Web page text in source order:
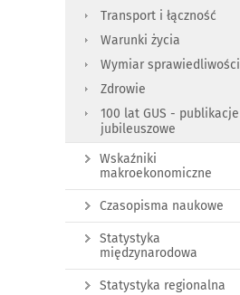
Transport i łączność
Warunki życia
Wymiar sprawiedliwości
Zdrowie
100 lat GUS - publikacje
jubileuszowe
Wskaźniki
makroekonomiczne
Czasopisma naukowe
Statystyka
międzynarodowa
Statystyka regionalna